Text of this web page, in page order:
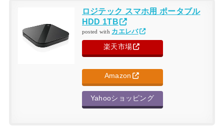
ロジテック スマホ用 ポータブル
HDD 1TB
posted with カエレバ
楽天市場
Amazon
Yahooショッピング